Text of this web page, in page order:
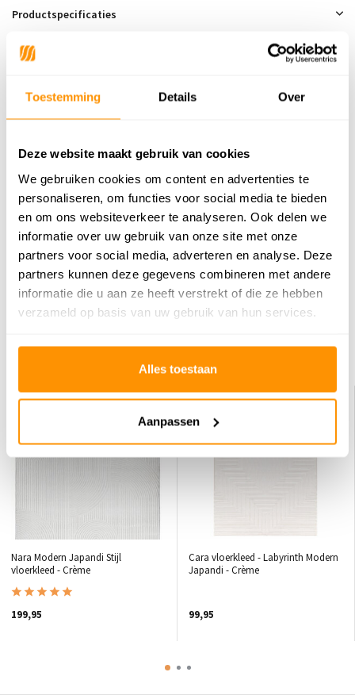
Toestemming Details Over
Deze website maakt gebruik van cookies
We gebruiken cookies om content en advertenties te
personaliseren, om functies voor social media te bieden
en om ons websiteverkeer te analyseren. Ook delen we
informatie over uw gebruik van onze site met onze
partners voor social media, adverteren en analyse. Deze
partners kunnen deze gegevens combineren met andere
informatie die u aan ze heeft verstrekt of die ze hebben
verzameld op basis van uw gebruik van hun services.
Alles toestaan
Aanpassen
99,95
Productspecificaties
Reviews
0/5 Gemiddelde uit 0 beoordelingen
Er zijn nog geen reviews geschreven over dit product..
Schrijf je eigen review
Nara Modern Japandi Stijl
vloerkleed - Crème
199,95
Cara vloerkleed - Labyrinth Modern
Japandi - Crème
99,95